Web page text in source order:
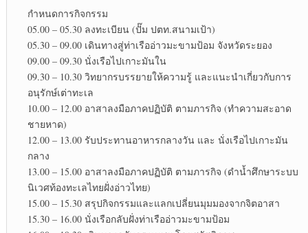
กำหนดการกิจกรรม
05.00 – 05.30 ลงทะเบียน (ปั๊ม ปตท.สนามเป้า)
05.30 – 09.00 เดินทางสู่ท่าเรืออ่าวมะขามป้อม จังหวัดระยอง
09.00 – 09.30 นั่งเรือไปเกาะมันใน
09.30 – 10.30 วิทยากรบรรยายให้ความรู้ และแนะนำเกี่ยวกับการ
อนุรักษ์เต่าทะเล
10.00 – 12.00 อาสาลงมือภาคปฏิบัติ ตามภารกิจ (ทำความสะอาด
ชายหาด)
12.00 – 13.00 รับประทานอาหารกลางวัน และ นั่งเรือไปเกาะมัน
กลาง
13.00 – 15.00 อาสาลงมือภาคปฏิบัติ ตามภารกิจ (ดำน้ำศึกษาระบบ
นิเวศท้องทะเลไทยฝั่งอ่าวไทย)
15.00 – 15.30 สรุปกิจกรรมและแลกเปลี่ยนมุมมองจากจิตอาสา
15.30 – 16.00 นั่งเรือกลับฝั่งท่าเรืออ่าวมะขามป้อม